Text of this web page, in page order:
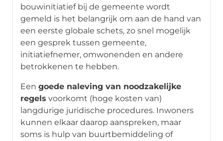
bouwinitiatief bij de gemeente wordt
gemeld is het belangrijk om aan de hand van
een eerste globale schets, zo snel mogelijk
een gesprek tussen gemeente,
initiatiefnemer, omwonenden en andere
betrokkenen te hebben.
Een goede naleving van noodzakelijke
regels voorkomt (hoge kosten van)
langdurige juridische procedures. Inwoners
kunnen elkaar daarop aanspreken, maar
soms is hulp van buurtbemiddeling of